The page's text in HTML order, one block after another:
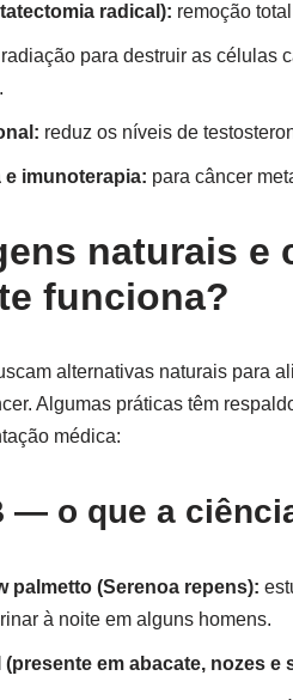
radical): remoção
radiação para destruir as células
reduz os níveis de
e imunoterapia: para câncer
naturais e
funciona?
alternativas naturais para
Algumas práticas têm
médica:
— o que a
palmetto (Serenoa repens):
à noite em alguns homens.
em abacate, nozes e